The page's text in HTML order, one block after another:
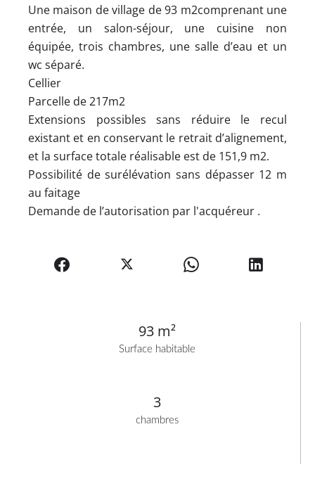
Surface habitable
93 m²
chambres
3
Une maison de village de 93 m2comprenant une
entrée, un salon-séjour, une cuisine non
équipée, trois chambres, une salle d’eau et un
wc séparé.
Cellier
Parcelle de 217m2
Extensions possibles sans réduire le recul
existant et en conservant le retrait d’alignement,
et la surface totale réalisable est de 151,9 m2.
Possibilité de surélévation sans dépasser 12 m
au faitage
Demande de l’autorisation par l'acquéreur .